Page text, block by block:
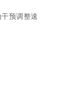
预调整速